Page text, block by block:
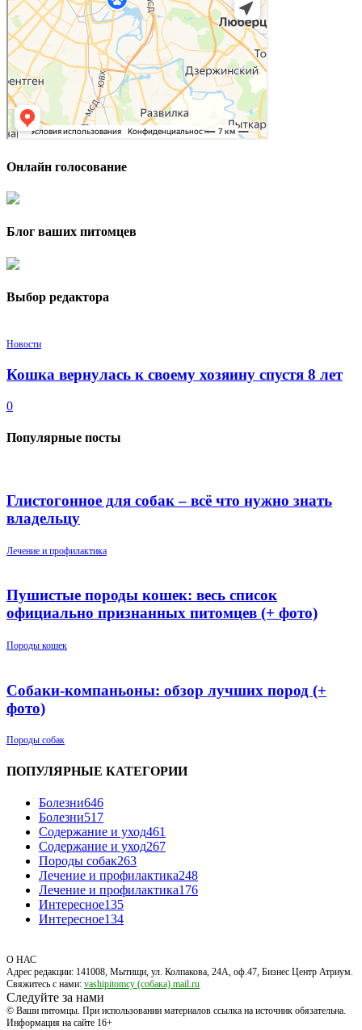
Онлайн голосование
Блог ваших питомцев
Выбор редактора
Новости
Кошка вернулась к своему хозяину спустя 8 лет
0
Популярные посты
Глистогонное для собак – всё что нужно знать
владельцу
Лечение и профилактика
Пушистые породы кошек: весь список
официально признанных питомцев (+ фото)
Породы кошек
Собаки-компаньоны: обзор лучших пород (+
фото)
Породы собак
ПОПУЛЯРНЫЕ КАТЕГОРИИ
Болезни646
Болезни517
Содержание и уход461
Содержание и уход267
Породы собак263
Лечение и профилактика248
Лечение и профилактика176
Интересное135
Интересное134
О НАС
Адрес редакции: 141008, Мытищи, ул. Колпакова, 24А, оф.47, Бизнес Центр Атриум.
Свяжитесь с нами: vashipitomcy (собака) mail.ru
Следуйте за нами
© Ваши питомцы. При использовании материалов ссылка на источник обязательна.
Информация на сайте 16+